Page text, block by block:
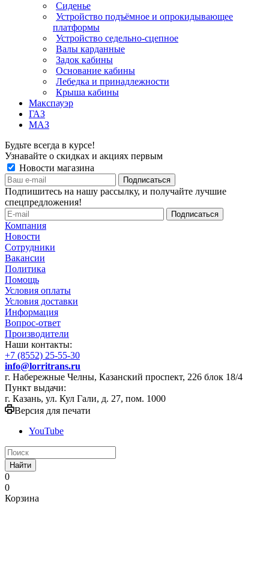
Сиденье
Устройство подъёмное и опрокидывающее
платформы
Устройство седельно-сцепное
Валы карданные
Задок кабины
Основание кабины
Лебедка и принадлежности
Крыша кабины
Макспауэр
ГАЗ
МАЗ
Будьте всегда в курсе!
Узнавайте о скидках и акциях первым
Новости магазина
Подпишитесь на нашу рассылку, и получайте лучшие
спецпредложения!
Компания
Новости
Сотрудники
Вакансии
Политика
Помощь
Условия оплаты
Условия доставки
Информация
Вопрос-ответ
Производители
Наши контакты:
+7 (8552) 25-55-30
info@lorritrans.ru
г. Набережные Челны, Казанский проспект, 226 блок 18/4
Пункт выдачи:
г. Казань, ул. Кул Гали, д. 27, пом. 1000
Версия для печати
YouTube
Найти
0
0
Корзина